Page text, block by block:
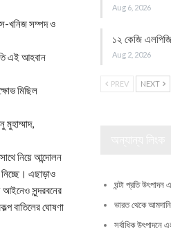
খনিজ সম্পদ ও
এই আহবান
মিছিল
নিয়ে আন্দোলন
এছাড়াও
আইনেও সুন্দরবনের
বাতিলের ঘোষণা
Aug 6, 2026
১২ কেজি
Aug 2, 2026
PREV NEXT
ঘন্টা প্রতি
ভারত থেকে
সর্বাধিক উৎপাদনে